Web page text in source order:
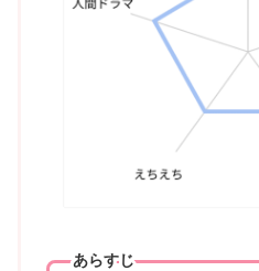
あらすじ